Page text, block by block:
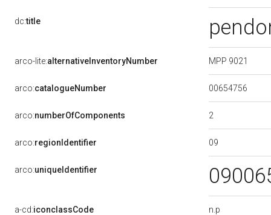
dc:title
arco-lite:alternativeInventoryNumber MPP 9021
arco:catalogueNumber 00654756
arco:numberOfComponents 2
arco:regionIdentifier 09
arco:uniqueIdentifier
a-cd:iconclassCode n.p